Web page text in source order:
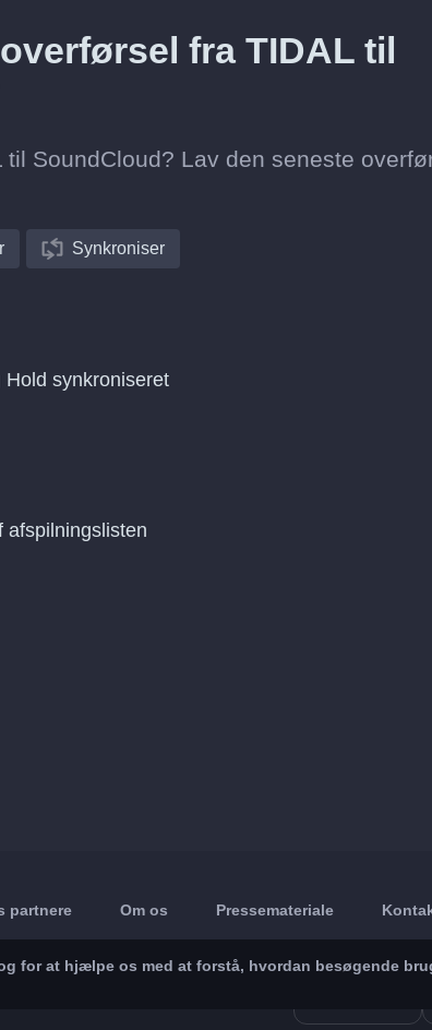
fra TIDAL til
SoundCloud? Lav den seneste
Synkroniser
synkroniseret
partnere Om os Pressemateriale
for at hjælpe os med at forstå, hvordan besøgende